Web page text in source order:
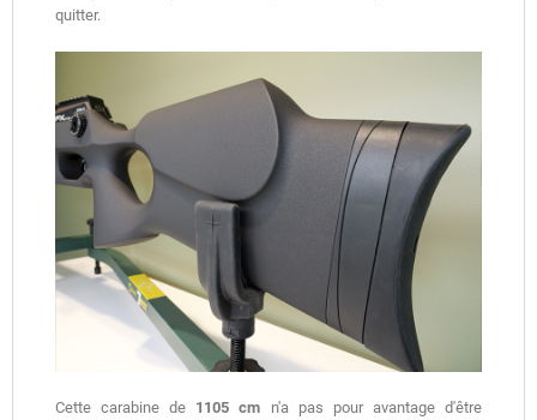
quitter.
Cette carabine de 1105 cm n'a pas pour avantage d'être